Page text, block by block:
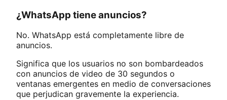
¿WhatsApp tiene anuncios?
No. WhatsApp está completamente libre de
anuncios.
Significa que los usuarios no son bombardeados
con anuncios de video de 30 segundos o
ventanas emergentes en medio de conversaciones
que perjudican gravemente la experiencia.